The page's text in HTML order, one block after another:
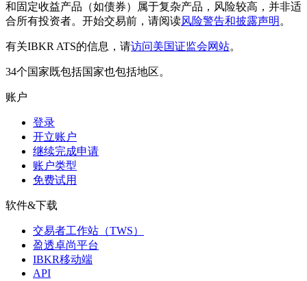
和固定收益产品（如债券）属于复杂产品，风险较高，并非适
合所有投资者。开始交易前，请阅读风险警告和披露声明。
有关IBKR ATS的信息，请访问美国证监会网站。
34个国家既包括国家也包括地区。
账户
登录
开立账户
继续完成申请
账户类型
免费试用
软件&下载
交易者工作站（TWS）
盈透卓尚平台
IBKR移动端
API